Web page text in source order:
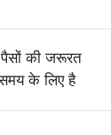
की जरूरत
के लिए है